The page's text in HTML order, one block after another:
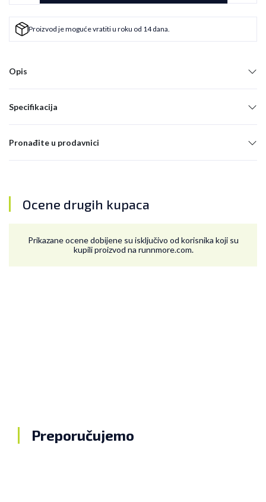
Proizvod je moguće vratiti u roku od 14 dana.
Opis
Specifikacija
Pronađite u prodavnici
Ocene drugih kupaca
Prikazane ocene dobijene su isključivo od korisnika koji su
kupili proizvod na runnmore.com.
Preporučujemo